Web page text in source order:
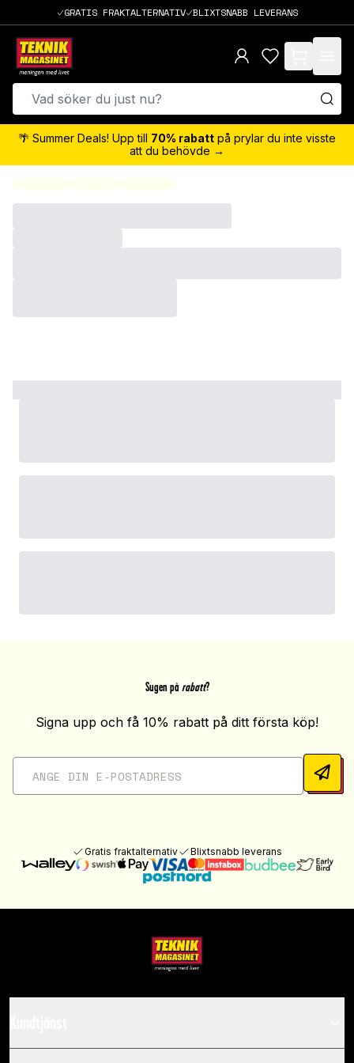
GRATIS FRAKTALTERNATIV BLIXTSNABB LEVERANS
items in cart,
🌴 Summer Deals! Upp till 70% rabatt på prylar du inte visste
att du behövde →
Sugen på rabatt?
Signa upp och få 10% rabatt på ditt första köp!
Gratis fraktalternativ Blixtsnabb leverans